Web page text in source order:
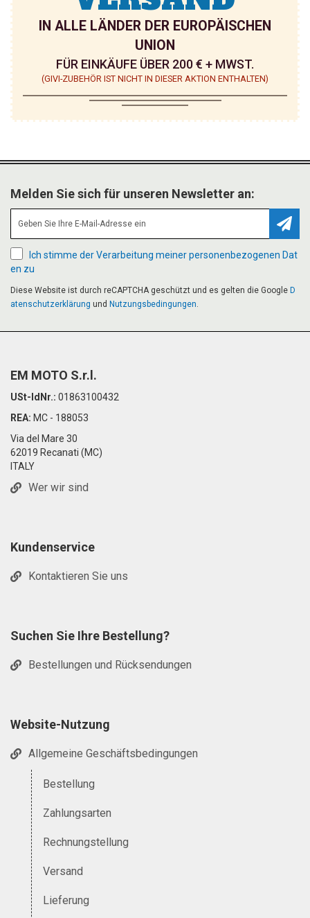
IN ALLE LÄNDER DER EUROPÄISCHEN
UNION
FÜR EINKÄUFE ÜBER 200 € + MWST.
(GIVI-ZUBEHÖR IST NICHT IN DIESER AKTION ENTHALTEN)
Melden Sie sich für unseren Newsletter an:
Ich stimme der Verarbeitung meiner personenbezogenen Dat
en zu
Diese Website ist durch reCAPTCHA geschützt und es gelten die Google D
atenschutzerklärung und Nutzungsbedingungen.
EM MOTO S.r.l.
USt-IdNr.: 01863100432
REA: MC - 188053
Via del Mare 30
62019 Recanati (MC)
ITALY
Wer wir sind
Kundenservice
Kontaktieren Sie uns
Suchen Sie Ihre Bestellung?
Bestellungen und Rücksendungen
Website-Nutzung
Allgemeine Geschäftsbedingungen
Bestellung
Zahlungsarten
Rechnungstellung
Versand
Lieferung